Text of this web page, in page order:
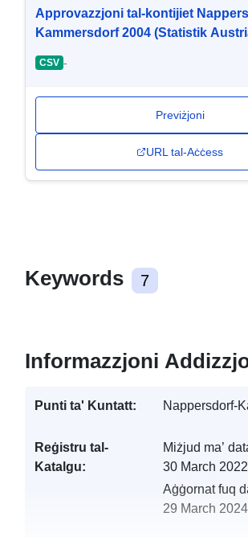
Approvazzjoni tal-kontijiet
Kammersdorf 2004 (Statistik
CSV -
Previżjoni
URL tal-Aċċess
Keywords 7
Informazzjoni
Punti ta' Kuntatt: Nappersdorf-
Reġistru tal-
Katalgu:
Miżjud ma’
30 March 2022
Aġġornat fuq
29 March 2024